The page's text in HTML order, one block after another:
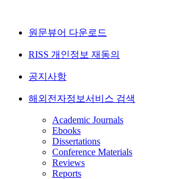
원문뷰어 다운로드
RISS 개인정보 재동의
공지사항
해외전자정보서비스 검색
Academic Journals
Ebooks
Dissertations
Conference Materials
Reviews
Reports